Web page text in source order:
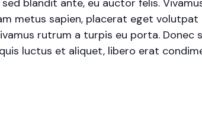
blandit ante, eu auctor felis.
metus sapien, placerat eget
rutrum a turpis eu porta.
luctus et aliquet, libero erat